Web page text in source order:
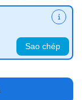
Sao chép